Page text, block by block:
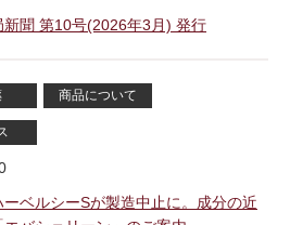
新聞 第10号(2026年3月) 発行
商品について
ーベルシーSが製造中止に。成分の近